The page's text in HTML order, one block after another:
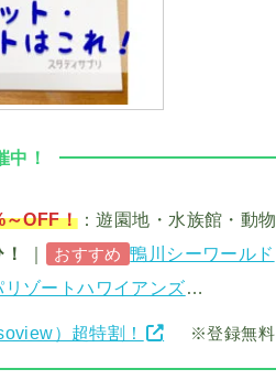
中！
～OFF！ ：遊園地・水族館・動
｜ おすすめ 鴨川シーワールド
リゾートハワイアンズ
）超特割！ ※登録無料